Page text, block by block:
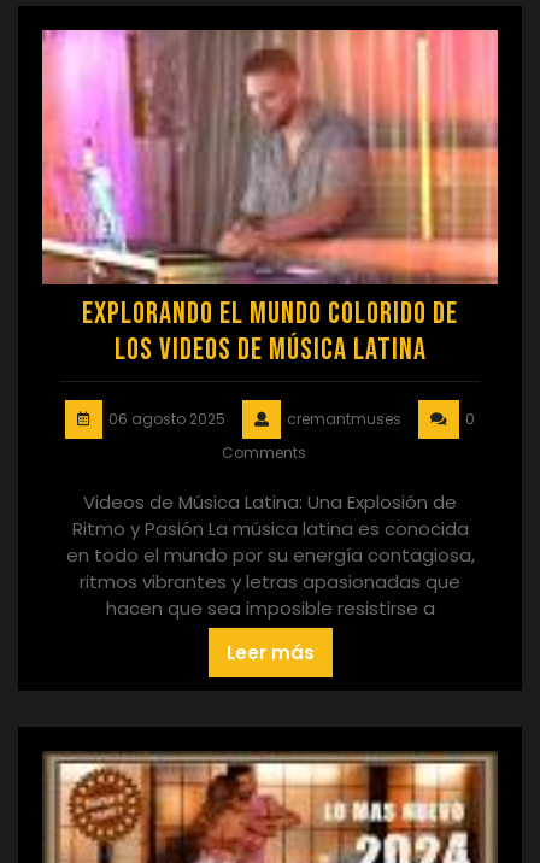
Explorando el Mundo Colorido de
los Videos de Música Latina
06 agosto 2025 cremantmuses
0
Comments
Videos de Música Latina: Una Explosión de
Ritmo y Pasión La música latina es conocida
en todo el mundo por su energía contagiosa,
ritmos vibrantes y letras apasionadas que
hacen que sea imposible resistirse a
Leer más